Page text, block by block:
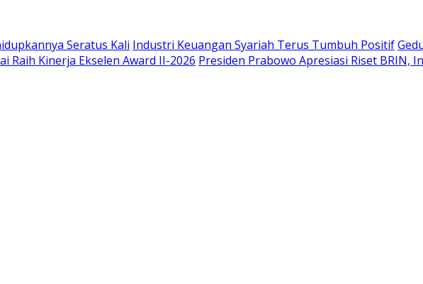
Seratus Kali Industri Keuangan Syariah Terus Tumbuh Positif
Raih Kinerja Ekselen Award II-2026 Presiden Prabowo Apresiasi Riset BRIN,